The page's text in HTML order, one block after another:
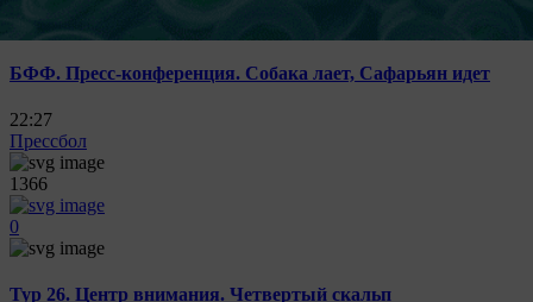
БФФ. Пресс-конференция. Собака лает, Сафарьян идет
22:27
Прессбол
1366
0
Тур 26. Центр внимания. Четвертый скальп